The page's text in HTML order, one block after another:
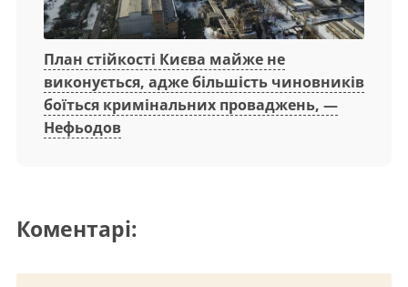
План стійкості Києва майже не
виконується, адже більшість чиновників
боїться кримінальних проваджень, —
Нефьодов
Коментарі: